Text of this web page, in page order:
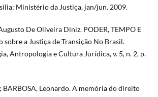
Ministério da Justiça, jan/jun. 2009.
De Oliveira Diniz. PODER, TEMPO E
sobre a Justiça de Transição No Brasil.
Antropologia e Cultura Jurídica, v. 5, n. 2, p.
BARBOSA, Leonardo. A memória do direito